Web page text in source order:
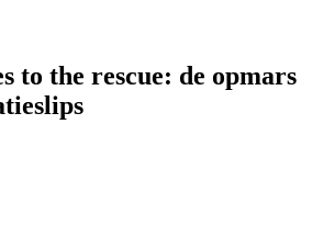
to the rescue: de opmars